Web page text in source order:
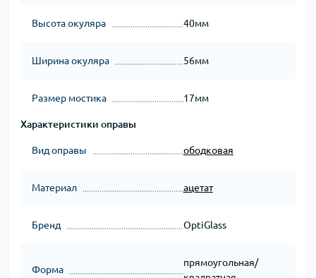
Высота окуляра 40мм
Ширина окуляра 56мм
Размер мостика 17мм
Характеристики оправы
Вид оправы ободковая
Материал ацетат
Бренд OptiGlass
Форма
прямоугольная/